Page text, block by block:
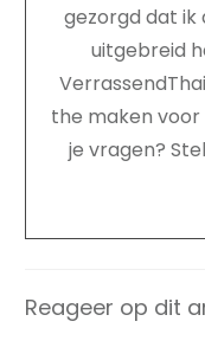
gezorgd dat ik
uitgebreid
the maken voor
je vragen?
Reageer op dit